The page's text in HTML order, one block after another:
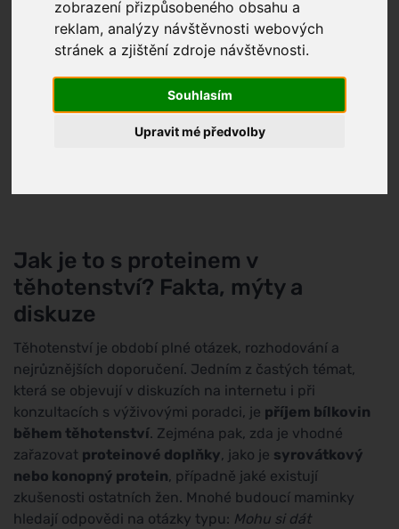
zobrazení přizpůsobeného obsahu a
reklam, analýzy návštěvnosti webových
stránek a zjištění zdroje návštěvnosti.
Souhlasím
Upravit mé předvolby
Jak je to s proteinem v
těhotenství? Fakta, mýty a
diskuze
Těhotenství je období plné otázek, rozhodování a
nejrůznějších doporučení. Jedním z častých témat,
která se objevují v diskuzích na internetu i při
konzultacích s výživovými poradci, je příjem bílkovin
během těhotenství. Zejména pak, zda je vhodné
zařazovat proteinové doplňky, jako je syrovátkový
nebo konopný protein, případně jaké existují
zkušenosti ostatních žen. Mnohé budoucí maminky
hledají odpovědi na otázky typu: Mohu si dát